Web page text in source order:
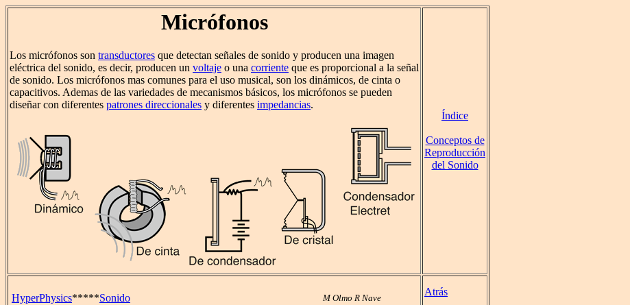
Micrófonos
Los micrófonos son transductores que detectan señales de sonido y producen una imagen
eléctrica del sonido, es decir, producen un voltaje o una corriente que es proporcional a la señal
de sonido. Los micrófonos mas comunes para el uso musical, son los dinámicos, de cinta o
capacitivos. Ademas de las variedades de mecanismos básicos, los micrófonos se pueden
diseñar con diferentes patrones direccionales y diferentes impedancias.
Índice
Conceptos de
Reproducción
del Sonido
HyperPhysics*****Sonido M Olmo R Nave
Atrás